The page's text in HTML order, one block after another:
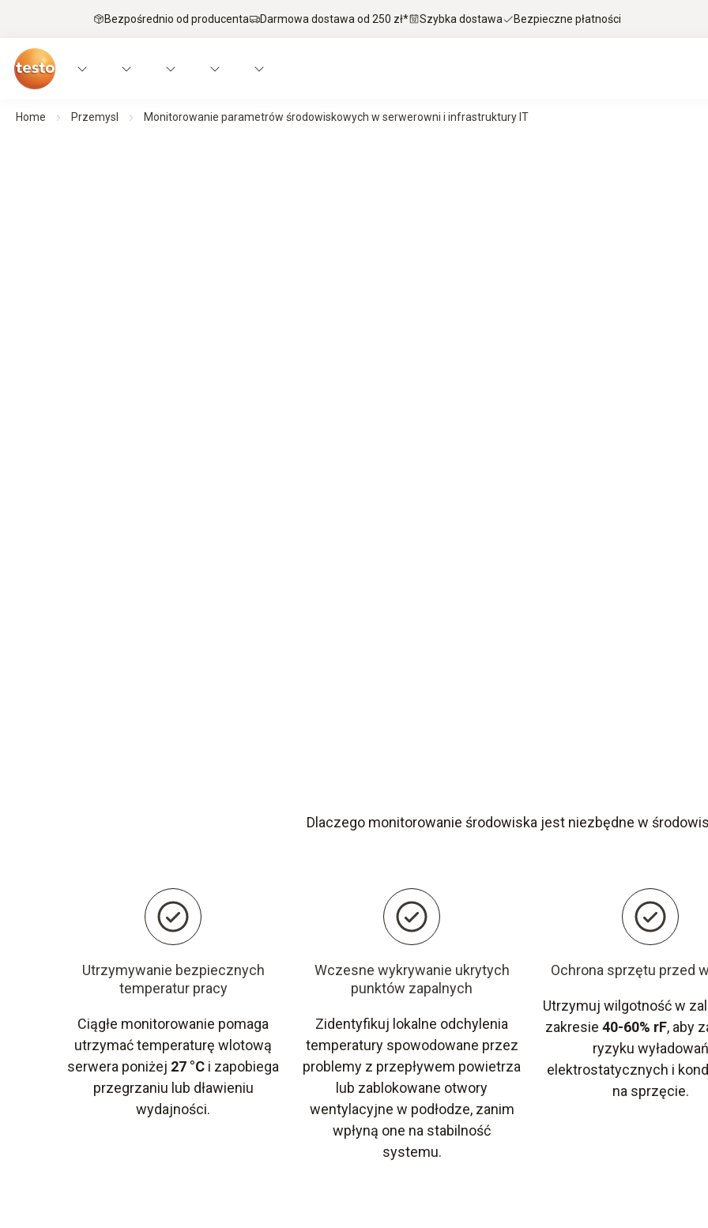
Bezpośrednio od producenta Darmowa dostawa od 250 zł* Szybka dostawa Bezpieczne płatności
Home Przemysl Monitorowanie parametrów środowiskowych w serwerowni i infrastruktury IT
Dlaczego monitorowanie środowiska jest niezbędne w
Utrzymywanie bezpiecznych
temperatur pracy
Ciągłe monitorowanie pomaga
utrzymać temperaturę wlotową
serwera poniżej 27 °C i zapobiega
przegrzaniu lub dławieniu
wydajności.
Wczesne wykrywanie ukrytych
punktów zapalnych
Zidentyfikuj lokalne odchylenia
temperatury spowodowane przez
problemy z przepływem powietrza
lub zablokowane otwory
wentylacyjne w podłodze, zanim
wpłyną one na stabilność
systemu.
Ochrona sprzętu przed
Utrzymuj wilgotność w
zakresie 40-60% rF, aby
ryzyku wyładowań
elektrostatycznych i
na sprzęcie.